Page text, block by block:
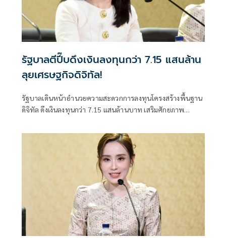
รัฐบาลตีปี๊บดึงเงินลงทุนกว่า 7.15 แสนล้าน
ลุยเศรษฐกิจดิจิทัล!
รัฐบาลเดินหน้าอำนวยความสะดวกการลงทุนโครงสร้างพื้นฐาน
ดิจิทัล ดึงเงินลงทุนกว่า 7.15 แสนล้านบาท เสริมศักยภาพ